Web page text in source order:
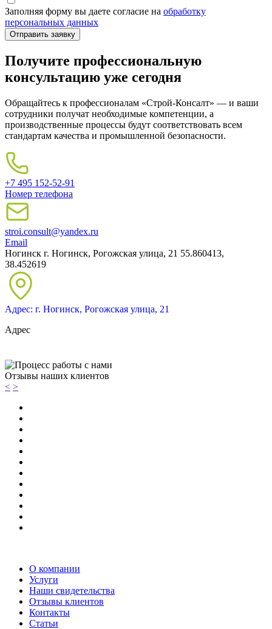
Заполняя форму вы даете согласие на обработку
персональных данных
Получите профессиональную
консультацию уже сегодня
Обращайтесь к профессионалам «Строй-Консалт» — и ваши
сотрудники получат необходимые компетенции, а
производственные процессы будут соответствовать всем
стандартам качества и промышленной безопасности.
+7 495 152-52-91
Номер телефона
stroi.consult@yandex.ru
Email
Ногинск г. Ногинск, Рогожская улица, 21 55.860413,
38.452619
Адрес: г. Ногинск, Рогожская улица, 21
Адрес
Отзывы наших клиентов
< >
О компании
Услуги
Наши свидетельства
Отзывы клиентов
Контакты
Статьи